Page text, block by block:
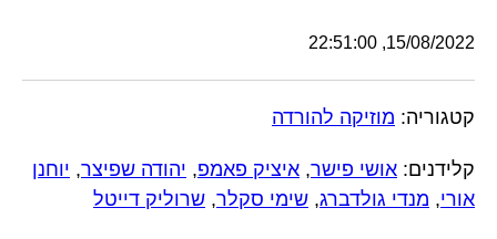
15/08/2022, 22:51:00
קטגוריה: מוזיקה להורדה
קלידנים: אושי פישר, איציק פאמפ, יהודה שפיצר, יוחנן
אורי, מנדי גולדברג, שימי סקלר, שרוליק דייטל